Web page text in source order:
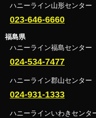
ハニーライン山形センター
023-646-6660
福島県
ハニーライン福島センター
024-534-7477
ハニーライン郡山センター
024-931-1333
ハニーラインいわきセンタ